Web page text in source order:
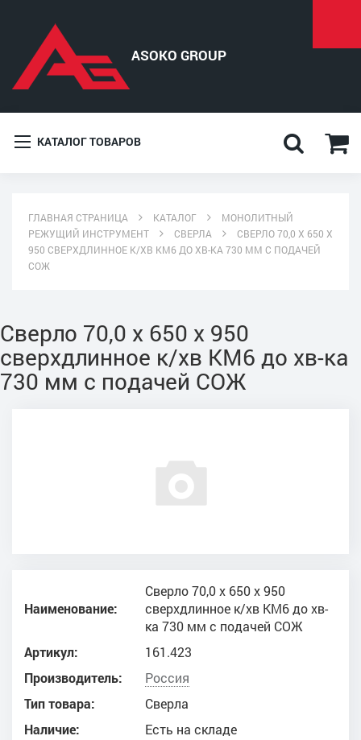
КАТАЛОГ ТОВАРОВ
ГЛАВНАЯ СТРАНИЦА КАТАЛОГ
МОНОЛИТНЫЙ
РЕЖУЩИЙ ИНСТРУМЕНТ
СВЕРЛА
СВЕРЛО 70,0 Х 650 Х
950 СВЕРХДЛИННОЕ К/ХВ КМ6 ДО ХВ-КА 730 ММ С ПОДАЧЕЙ
СОЖ
Сверло 70,0 х 650 х 950
сверхдлинное к/хв КМ6 до хв-ка
730 мм с подачей СОЖ
Наименование:
Сверло 70,0 х 650 х 950
сверхдлинное к/хв КМ6 до хв-
ка 730 мм с подачей СОЖ
Артикул:
161.423
Производитель:
Россия
Тип товара:
Сверла
Наличие:
Есть на складе